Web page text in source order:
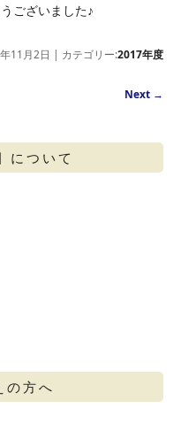
ございました♪
11月2日 | カテゴリー:2017年度
Next →
について
の方へ